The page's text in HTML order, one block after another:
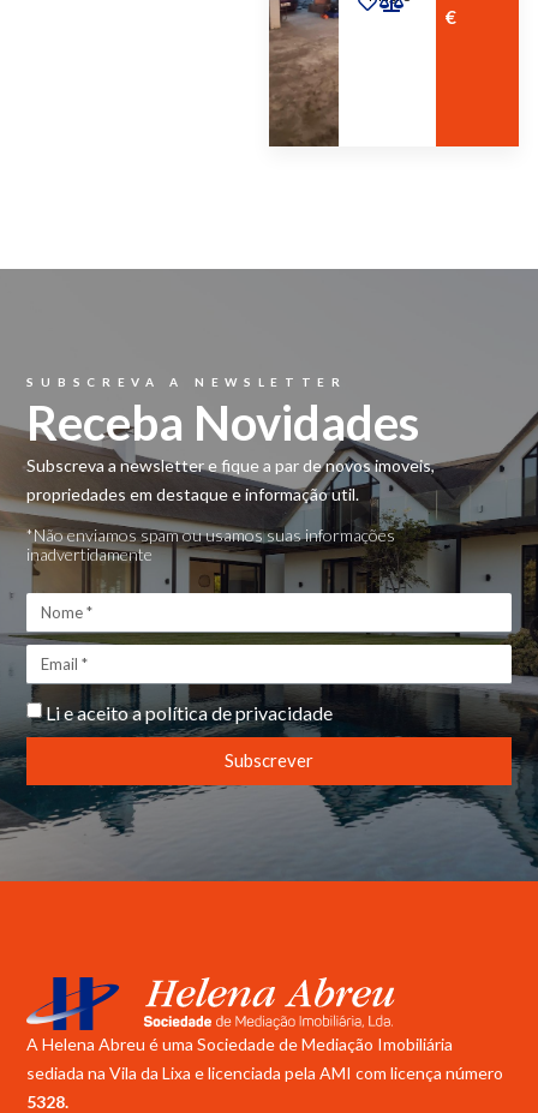
€
SUBSCREVA A NEWSLETTER
Receba Novidades
Subscreva a newsletter e fique a par de novos imoveis,
propriedades em destaque e informação util.
*Não enviamos spam ou usamos suas informações
inadvertidamente
Li e aceito apolítica de privacidade
Subscrever
A Helena Abreu é uma Sociedade de Mediação Imobiliária
sediada na Vila da Lixa e licenciada pelaAMI com licença número
5328.